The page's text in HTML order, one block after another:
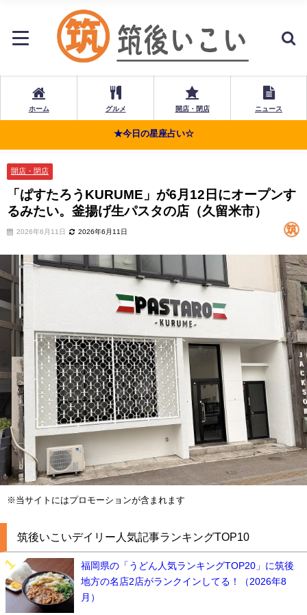
ホーム グルメ 開店・閉店 ニュース
★今日の星座占い☆
開店・閉店
「ぱすたろうKURUME」が6月12日にオープンす
るみたい。釜揚げ生パスタの店（久留米市）
2026年6月11日 2026年6月11日
※当サイトにはプロモーションが含まれます
筑後いこいデイリー人気記事ランキングTOP10
福岡県の「うどん人気ランキングTOP20」に筑後
地方の名店2店がランクインしてる！（2026年8
月）